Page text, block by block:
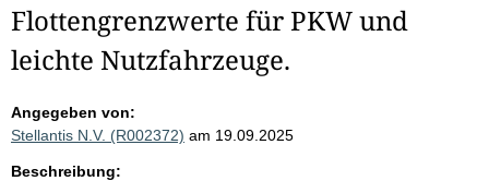
Flottengrenzwerte für PKW und
leichte Nutzfahrzeuge.
Angegeben von:
Stellantis N.V. (R002372) am 19.09.2025
Beschreibung: